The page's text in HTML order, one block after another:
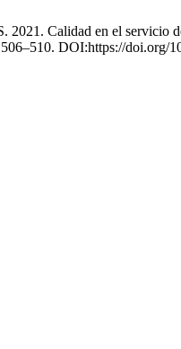
2021. Calidad en el servicio
DOI:https://doi.org/